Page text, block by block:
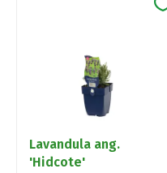
Lavandula ang.
'Hidcote'